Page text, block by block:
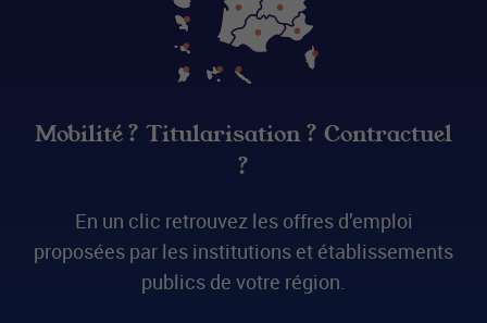
Mobilité ? Titularisation ? Contractuel
?
En un clic retrouvez les offres d’emploi
proposées par les institutions et établissements
publics de votre région.